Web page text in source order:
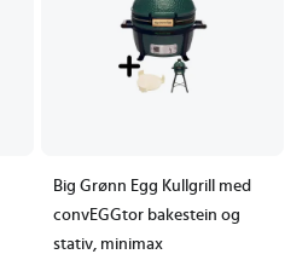
Big Grønn Egg Kullgrill med
convEGGtor bakestein og
stativ, minimax